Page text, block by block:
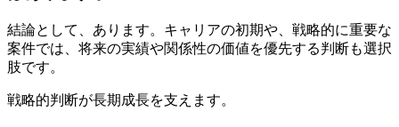
結論として、あります。キャリアの初期や、戦略的に重要な
案件では、将来の実績や関係性の価値を優先する判断も選択
肢です。
戦略的判断が長期成長を支えます。